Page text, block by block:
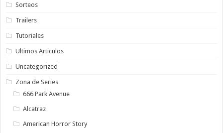
Sorteos
Trailers
Tutoriales
Ultimos Articulos
Uncategorized
Zona de Series
666 Park Avenue
Alcatraz
American Horror Story